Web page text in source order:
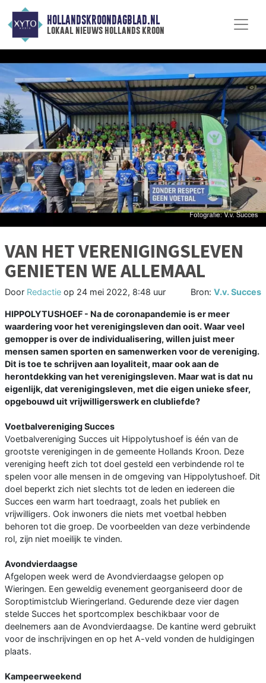
HOLLANDSKROONDAGBLAD.NL
lokaal nieuws hollands kroon
VAN HET VERENIGINGSLEVEN
GENIETEN WE ALLEMAAL
Door Redactie op 24 mei 2022, 8:48 uur Bron: V.v. Succes
HIPPOLYTUSHOEF - Na de coronapandemie is er meer
waardering voor het verenigingsleven dan ooit. Waar veel
gemopper is over de individualisering, willen juist meer
mensen samen sporten en samenwerken voor de vereniging.
Dit is toe te schrijven aan loyaliteit, maar ook aan de
herontdekking van het verenigingsleven. Maar wat is dat nu
eigenlijk, dat verenigingsleven, met die eigen unieke sfeer,
opgebouwd uit vrijwilligerswerk en clubliefde?
Voetbalvereniging Succes
Voetbalvereniging Succes uit Hippolytushoef is één van de
grootste verenigingen in de gemeente Hollands Kroon. Deze
vereniging heeft zich tot doel gesteld een verbindende rol te
spelen voor alle mensen in de omgeving van Hippolytushoef. Dit
doel beperkt zich niet slechts tot de leden en iedereen die
Succes een warm hart toedraagt, zoals het publiek en
vrijwilligers. Ook inwoners die niets met voetbal hebben
behoren tot die groep. De voorbeelden van deze verbindende
rol, zijn niet moeilijk te vinden.
Avondvierdaagse
Afgelopen week werd de Avondvierdaagse gelopen op
Wieringen. Een geweldig evenement georganiseerd door de
Soroptimistclub Wieringerland. Gedurende deze vier dagen
stelde Succes het sportcomplex beschikbaar voor de
deelnemers aan de Avondvierdaagse. De kantine werd gebruikt
voor de inschrijvingen en op het A-veld vonden de huldigingen
plaats.
Kampeerweekend